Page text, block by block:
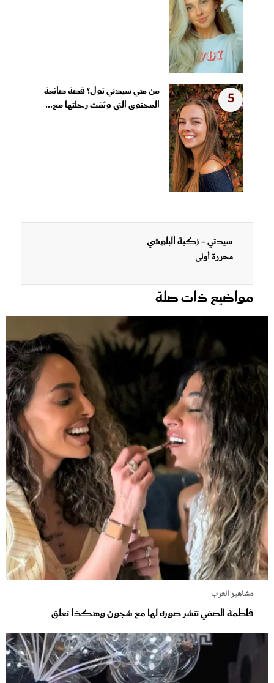
5
من هي سيدني تول؟ قصة صانعة
المحتوى التي وثقت رحلتها مع...
سيدتي - زكية البلوشي
محررة أولى
مواضيع ذات صلة
مشاهير العرب
فاطمة الصفي تنشر صوره لها مع شجون وهكذا تعلق